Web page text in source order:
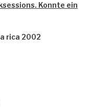
Konnte ein
rica 2002